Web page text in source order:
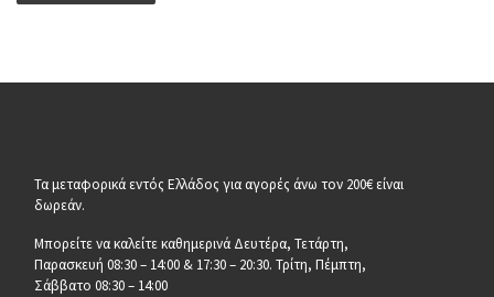
Τα μεταφορικά εντός Ελλάδος για αγορές άνω τον 200€ είναι
δωρεάν.
Μπορείτε να καλείτε καθημερινά Δευτέρα, Τετάρτη,
Παρασκευή 08:30 – 14:00 & 17:30 – 20:30. Τρίτη, Πέμπτη,
Σάββατο 08:30 – 14:00